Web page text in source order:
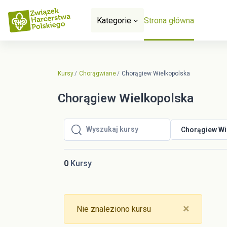
Przejdź do głównej zawartości
Kategorie
Strona główna
Kursy Chorągwiane Chorągiew Wielkopolska
Chorągiew Wielkopolska
Wyszukaj kursy
Wyszukaj kursy
Chorągiew
0 Kursy
×
Nie znaleziono kursu